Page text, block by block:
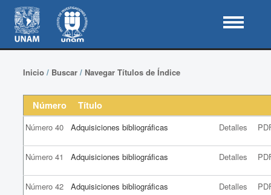
Inicio/ Buscar/ Navegar Títulos de Índice
Número Título
Número 40 Adquisiciones bibliográficas Detalles
Número 41 Adquisiciones bibliográficas Detalles
Número 42 Adquisiciones bibliográficas Detalles